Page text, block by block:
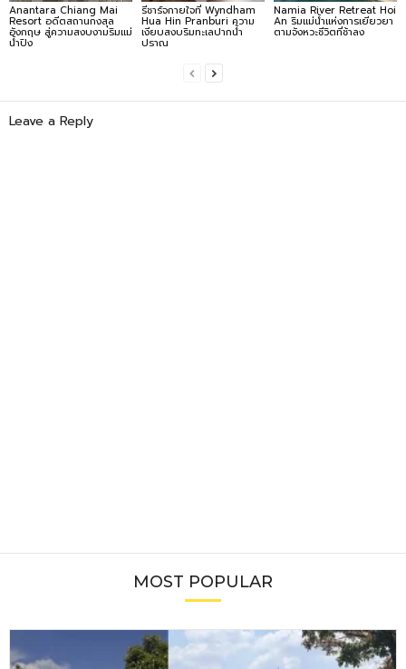
Anantara Chiang Mai
Resort อดีตสถานกงสุล
อังกฤษ สู่ความสงบงามริมแม่
น้ำปิง
รีชาร์จกายใจที่ Wyndham
Hua Hin Pranburi ความ
เงียบสงบริมทะเลปากน้ำ
ปราณ
Namia River Retreat Hoi
An ริมแม่น้ำแห่งการเยียวยา
ตามจังหวะชีวิตที่ช้าลง
Leave a Reply
MOST POPULAR